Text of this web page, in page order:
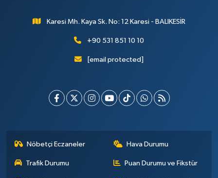
Karesi Mh. Kaya Sk. No: 12 Karesi - BALIKESİR
+90 531 851 10 10
[email protected]
Nöbetçi Eczaneler Hava Durumu
Trafik Durumu Puan Durumu ve Fikstür